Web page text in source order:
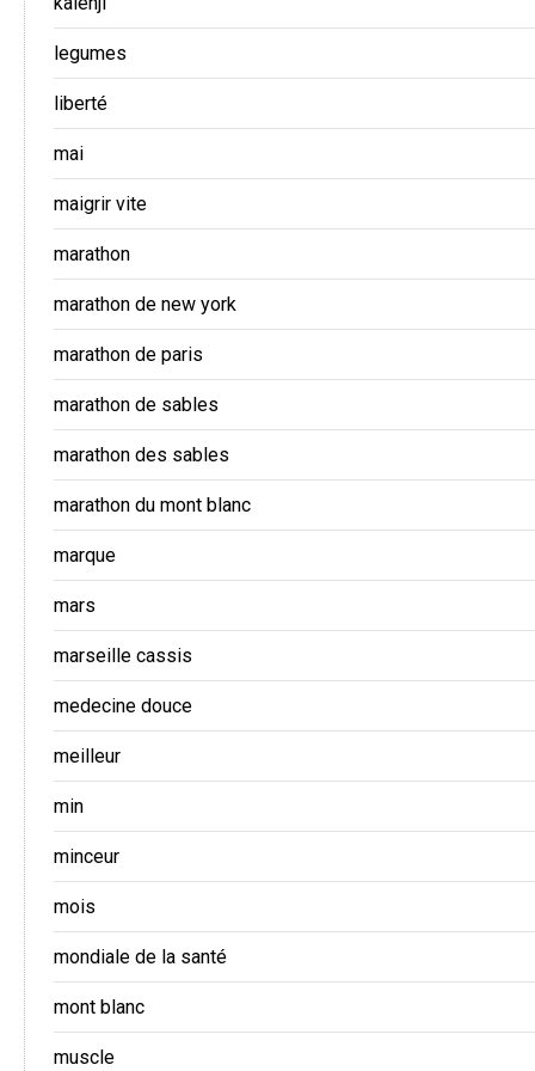
legumes
liberté
mai
maigrir vite
marathon
marathon de new york
marathon de paris
marathon de sables
marathon des sables
marathon du mont blanc
marque
mars
marseille cassis
medecine douce
meilleur
min
minceur
mois
mondiale de la santé
mont blanc
muscle